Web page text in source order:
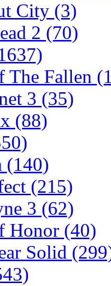
City (3)
2 (70)
The Fallen
3 (35)
(88)
(140)
(215)
3 (62)
Honor (40)
Solid